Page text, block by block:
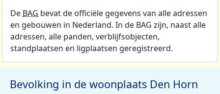
De BAG bevat de officiële gegevens van alle adressen
en gebouwen in Nederland. In de BAG zijn, naast alle
adressen, alle panden, verblijfsobjecten,
standplaatsen en ligplaatsen geregistreerd.
Bevolking in de woonplaats Den Horn